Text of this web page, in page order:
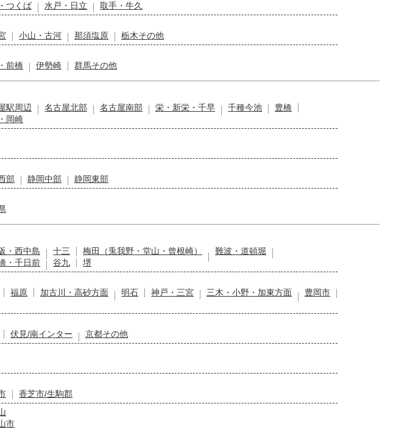
つくば
水戸・日立
取手・牛久
小山・古河 那須塩原
栃木その他
前橋
伊勢崎 群馬その他
駅周辺
名古屋北部 名古屋南部 栄・新栄・千早 千種今池
豊橋
岡崎
部
静岡中部
静岡東部
・西中島
十三 梅田（兎我野・堂山・曾根崎）
難波・道頓堀
・千日前
谷九
堺
福原 加古川・高砂方面 明石 神戸・三宮 三木・小野・加東方面
豊岡市
伏見/南インター
京都その他
香芝市/生駒郡
市